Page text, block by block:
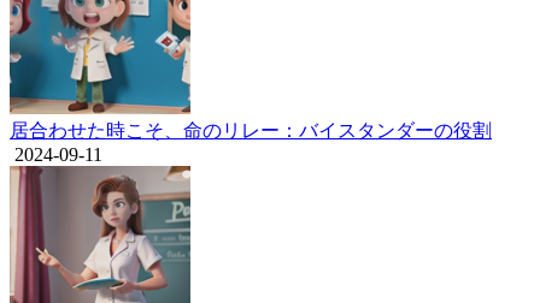
居合わせた時こそ、命のリレー：バイスタンダーの役割
2024-09-11